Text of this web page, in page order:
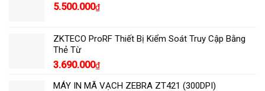
5.500.000₫
ZKTECO ProRF Thiết Bị Kiểm Soát Truy Cập Bằng
Thẻ Từ
3.690.000₫
MÁY IN MÃ VẠCH ZEBRA ZT421 (300DPI)